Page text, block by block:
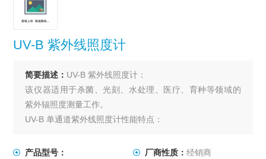
UV-B 紫外线照度计
简要描述： UV-B 紫外线照度计：
该仪器适用于杀菌、光刻、水处理、医疗、育种等领域的
紫外辐照度测量工作。
UV-B 单通道紫外线照度计性能特点：
只有在暗弱光环境下对
产品型号： 厂商性质： 经销商